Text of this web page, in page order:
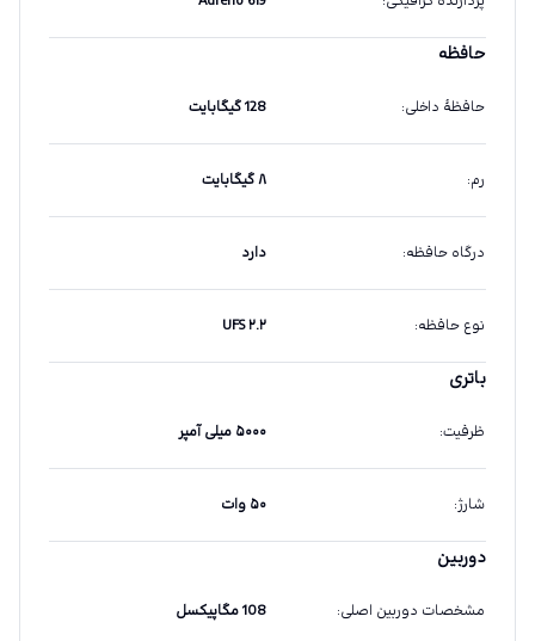
حافظه
حافظهٔ داخلی: 128 گیگابایت
رم: ۸ گیگابایت
درگاه حافظه: دارد
نوع حافظه: UFS ۲.۲
باتری
ظرفیت: ۵۰۰۰ میلی آمپر
شارژ: ۵۰ وات
دوربین
مشخصات دوربین اصلی: 108 مگاپیکسل